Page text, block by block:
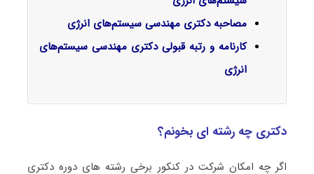
مصاحبه دکتری مهندسی سیستم‌های انرژی
کارنامه و رتبه قبولی دکتری مهندسی سیستم‌های
انرژی
دکتری چه رشته ای بخونم؟
اگر چه امکان شرکت در کنکور برخی رشته های دوره دکتری